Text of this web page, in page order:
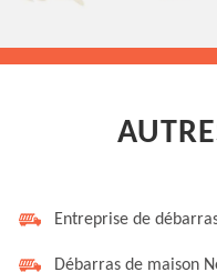
Entreprise de
Débarras de maison